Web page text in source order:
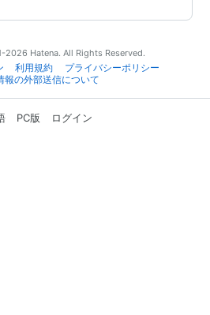
Hatena. All Rights Reserved.
利用規約
プライバシーポリシー
報の外部送信について
PC版 ログイン